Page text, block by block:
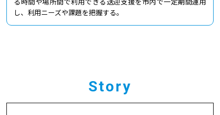
る時間や場所間で利用できる送迎支援を市内で一定期間運用
し、利用ニーズや課題を把握する。
Story